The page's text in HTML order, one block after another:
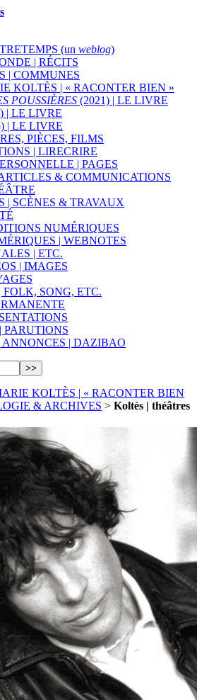
(un weblog)
| RÉCITS
| COMMUNES
KOLTÈS | « RACONTER BIEN »
POUSSIÈRES (2021) | LE LIVRE
| LE LIVRE
| LE LIVRE
PIÈCES, FILMS
| LIRECRIRE
| PAGES
& COMMUNICATIONS
| SCÈNES & TRAVAUX
NUMÉRIQUES
| WEBNOTES
| ETC.
| IMAGES
SONG, ETC.
PARUTIONS
ANNONCES | DAZIBAO
KOLTÈS | « RACONTER BIEN
& ARCHIVES > Koltès | théâtres